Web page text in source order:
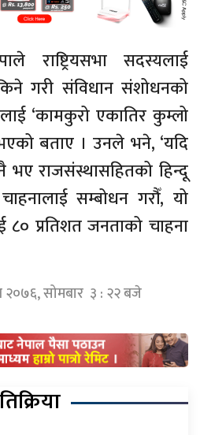
राष्ट्रियसभा सदस्यलाई
गरी संविधान संशोधनको
‘कामकुरो एकातिर कुम्लो
बताए । उनले भने, ‘यदि
भए राजसंस्थासहितको हिन्दू
सम्बोधन गरौँ, यो
८० प्रतिशत जनताको चाहना
२०७६, सोमबार ३ : २२ बजे